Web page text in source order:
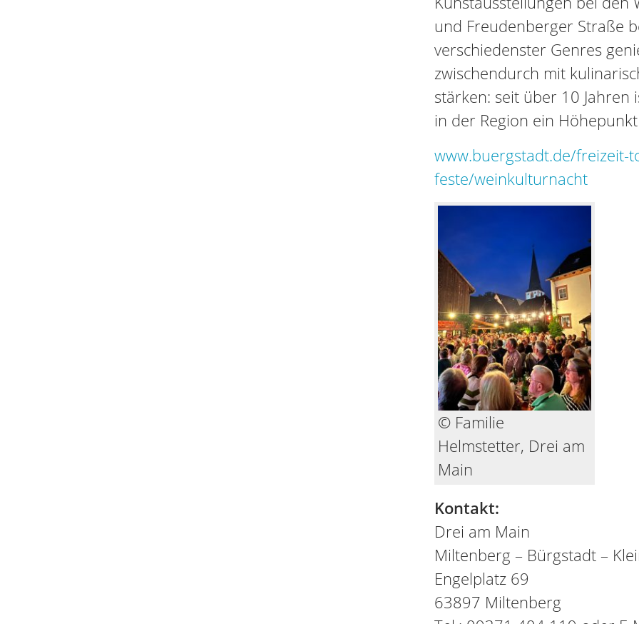
und Freudenberger Straße
verschiedenster Genres
zwischendurch mit
stärken: seit über 10 Jahren
in der Region ein
www.buergstadt.de/freizeit-
feste/weinkulturnacht
© Familie
Helmstetter, Drei am
Main
Kontakt:
Drei am Main
Miltenberg – Bürgstadt –
Engelplatz 69
63897 Miltenberg